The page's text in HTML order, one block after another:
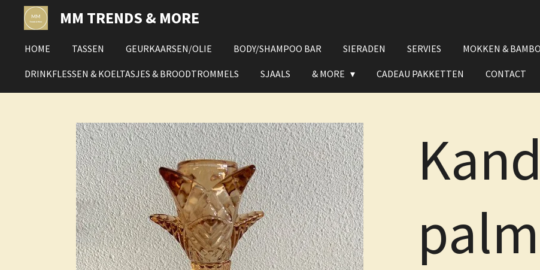
direct
hoofdinhoud
MM TRENDS & MORE
HOME TASSEN GEURKAARSEN/OLIE BODY/SHAMPOO BAR SIERADEN SERVIES MOKKEN &
DRINKFLESSEN & KOELTASJES & BROODTROMMELS SJAALS & MORE CADEAU PAKKETTEN CONTACT